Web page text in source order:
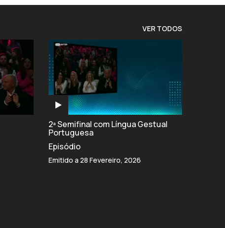
VER TODOS
2ª Semifinal com Língua Gestual
Portuguesa
Episódio
Emitido a 28 Fevereiro, 2026